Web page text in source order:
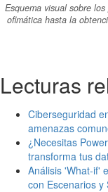
Esquema visual sobre
ofimática hasta la
Lecturas
Ciberseguridad
amenazas
¿Necesitas
transforma tus
Análisis 'What-if'
con Escenarios y